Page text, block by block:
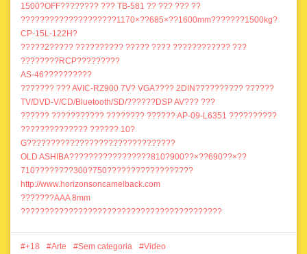
1500?OFF???????? ??? TB-581 ?? ??? ??? ??
????????????????????1170×??685×??1600mm???????1500kg?
CP-15L-122H?
?????2????? ?????????? ????? ???? ???????????? ???
????????RCP?????????
AS-46??????????
??????? ??? AVIC-RZ900 7V? VGA???? 2DIN?????????? ??????
TV/DVD-V/CD/Bluetooth/SD/??????DSP AV??? ???
?????? ??????????? ???????? ?????? AP-09-L6351 ??????????
?????????????? ?????? 10?
G???????????????????????????????
OLD ASHIBA?????????????????810?900??×??690??×??
710????????300?750??????????????????
http://www.horizonsoncamelback.com
???????AAA 8mm
??????????????????????????????????????????
+18 Arte Sem categoria
Video